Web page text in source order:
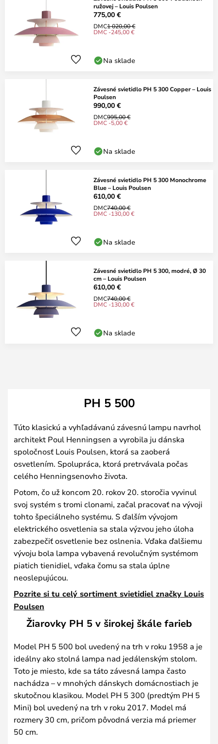
ružovej – Louis Poulsen
775,00 €
DMC1 020,00 €
DMC -245,00 €
Na sklade
Závesné svietidlo PH 5 300 Copper – Louis
Poulsen
990,00 €
DMC995,00 €
DMC -5,00 €
Na sklade
Závesné svietidlo PH 5 300 Monochrome
Blue – Louis Poulsen
610,00 €
DMC740,00 €
DMC -130,00 €
Na sklade
Závesné svietidlo PH 5 300, modré, Ø 30
cm – Louis Poulsen
610,00 €
DMC740,00 €
DMC -130,00 €
Na sklade
PH 5 500
Túto klasickú a vyhľadávanú závesnú lampu navrhol
architekt Poul Henningsen a vyrobila ju dánska
spoločnosť Louis Poulsen, ktorá sa zaoberá
osvetlením. Spolupráca, ktorá pretrvávala počas
celého Henningsenovho života.
Potom, čo už koncom 20. rokov 20. storočia vyvinul
svoj systém s tromi clonami, začal pracovať na vývoji
tohto špeciálneho systému. S ďalším vývojom
elektrického osvetlenia sa stala výzvou jeho úloha
zabezpečiť osvetlenie bez oslnenia. Vďaka ďalšiemu
vývoju bola lampa vybavená revolučným systémom
piatich tienidiel, vďaka čomu sa stala úplne
neoslepujúcou.
Pozrite si tu celý sortiment svietidiel značky Louis
Poulsen
Žiarovky PH 5 v širokej škále farieb
Model PH 5 500 bol uvedený na trh v roku 1958 a je
ideálny ako stolná lampa nad jedálenským stolom.
Toto je miesto, kde sa táto závesná lampa často
nachádza – v mnohých dánskych domácnostiach je
skutočnou klasikou. Model PH 5 300 (predtým PH 5
Mini) bol uvedený na trh v roku 2017. Model má
rozmery 30 cm, pričom pôvodná verzia má priemer
50 cm.